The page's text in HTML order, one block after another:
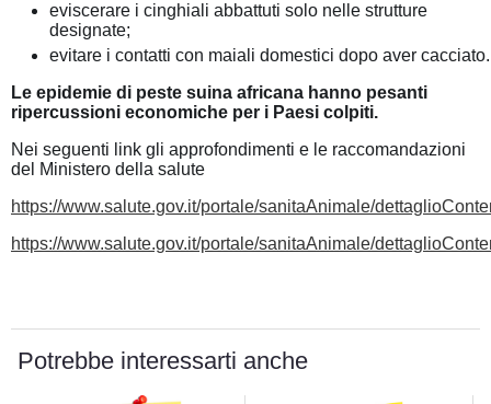
eviscerare i cinghiali abbattuti solo nelle strutture
designate;
evitare i contatti con maiali domestici dopo aver cacciato.
Le epidemie di peste suina africana hanno pesanti
ripercussioni economiche per i Paesi colpiti.
Nei seguenti link gli approfondimenti e le raccomandazioni
del Ministero della salute
https://www.salute.gov.it/portale/sanitaAnimale/
https://www.salute.gov.it/portale/sanitaAnimale/
Potrebbe interessarti anche